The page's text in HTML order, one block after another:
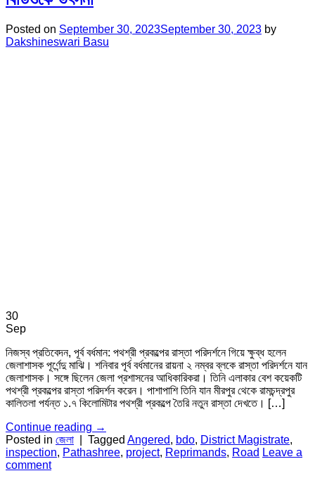
Posted on September 30, 2023September 30, 2023 by
Dakshineswari Basu
30
Sep
নিজস্ব প্রতিবেদন, পূর্ব বর্ধমান: পথশ্রী প্রকল্পের রাস্তা পরিদর্শনে গিয়ে ক্ষুব্ধ হলেন
জেলাশাসক পূর্ণেন্দু মাঝি। শনিবার পূর্ব বর্ধমানের রায়না ২ নম্বর ব্লকে রাস্তা পরিদর্শনে যান
জেলাশাসক। সঙ্গে ছিলেন জেলা প্রশাসনের আধিকারিকরা। তিনি এলাকার বেশ কয়েকটি
পথশ্রী প্রকল্পের রাস্তা পরিদর্শন করেন। পাশাপাশি তিনি যান মীরপুর থেকে রামচন্দ্রপুর
কালিতলা পর্যন্ত ১.৭ কিলোমিটার পথশ্রী প্রকল্পে তৈরি নতুন রাস্তা দেখতে। […]
Continue reading →
Posted in জেলা Tagged Angered, bdo, District Magistrate,
inspection, Pathashree, project, Reprimands, Road Leave a
comment